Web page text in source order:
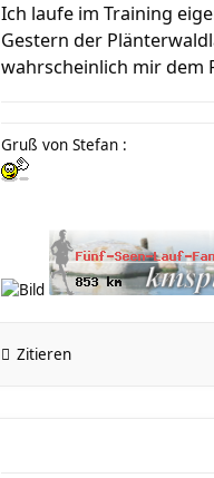
Ich laufe im Training
Gestern der
wahrscheinlich mir dem
Gruß von Stefan :
Zitieren